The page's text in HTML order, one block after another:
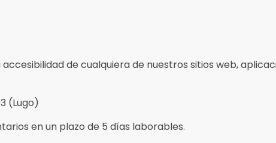
de cualquiera de nuestros sitios web,
(Lugo)
en un plazo de 5 días laborables.